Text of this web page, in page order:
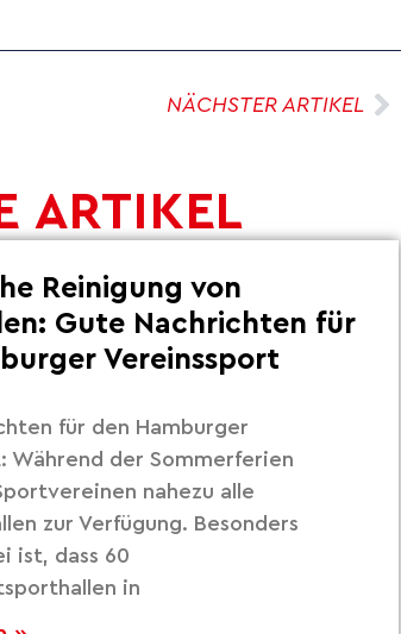
NÄCHSTER ARTIKEL
ARTIKEL
Reinigung von
Gute Nachrichten für
Vereinssport
für den Hamburger
Während der Sommerferien
nahezu alle
zur Verfügung. Besonders
ist, dass 60
in